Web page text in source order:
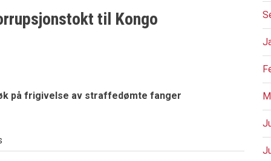
til Kongo
på frigivelse av straffedømte fanger